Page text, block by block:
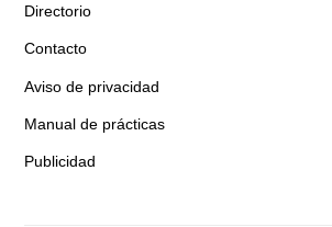
Directorio
Contacto
Aviso de privacidad
Manual de prácticas
Publicidad